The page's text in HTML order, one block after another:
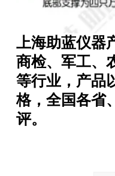
上海助蓝仪器
商检、军工、
等行业，产品
格，全国各省
评。